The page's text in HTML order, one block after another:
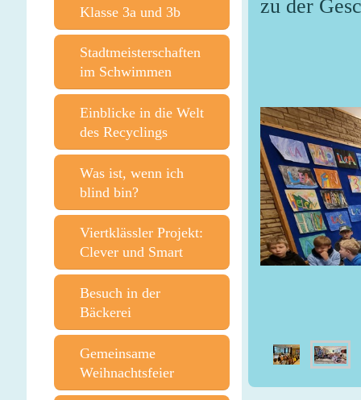
zu der
Klasse 3a und 3b
Stadtmeisterschaften
im Schwimmen
Einblicke in die Welt
des Recyclings
Was ist, wenn ich
blind bin?
Viertklässler Projekt:
Clever und Smart
Besuch in der
Bäckerei
Gemeinsame
Weihnachtsfeier